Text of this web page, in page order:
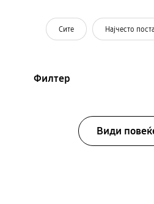
Сите Најчесто
Филтер
Види